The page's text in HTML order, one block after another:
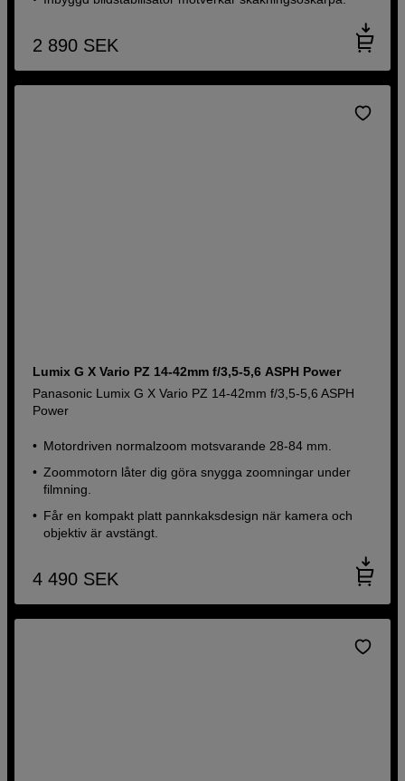
2 890 SEK
Lumix G X Vario PZ 14-42mm f/3,5-5,6 ASPH Power
Panasonic Lumix G X Vario PZ 14-42mm f/3,5-5,6 ASPH
Power
Motordriven normalzoom motsvarande 28-84 mm.
Zoommotorn låter dig göra snygga zoomningar under
filmning.
Får en kompakt platt pannkaksdesign när kamera och
objektiv är avstängt.
4 490 SEK